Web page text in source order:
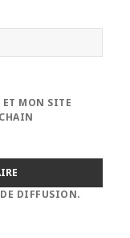
MON SITE
DIFFUSION.